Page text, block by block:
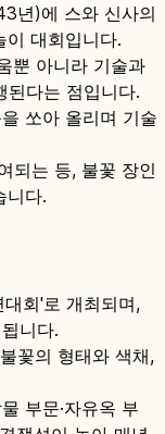
년)에 스와 신사의
대회입니다.
뿐 아니라 기술과
된다는 점입니다.
쏘아 올리며 기술
되는 등, 불꽃 장인
니다.
회'로 개최되며,
니다.
꽃의 형태와 색채,
부문·자유옥 부